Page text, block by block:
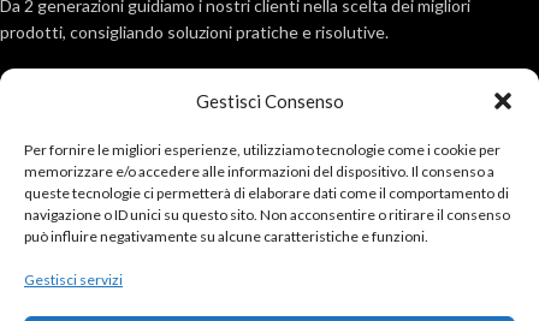
Gestisci Consenso
Per fornire le migliori esperienze, utilizziamo tecnologie come i cookie per
memorizzare e/o accedere alle informazioni del dispositivo. Il consenso a
queste tecnologie ci permetterà di elaborare dati come il comportamento di
navigazione o ID unici su questo sito. Non acconsentire o ritirare il consenso
può influire negativamente su alcune caratteristiche e funzioni.
Gestisci servizi
Da 2 generazioni guidiamo i nostri clienti nella scelta dei migliori
prodotti, consigliando soluzioni pratiche e risolutive.
ULTIMI POSTS
ACCOUNT